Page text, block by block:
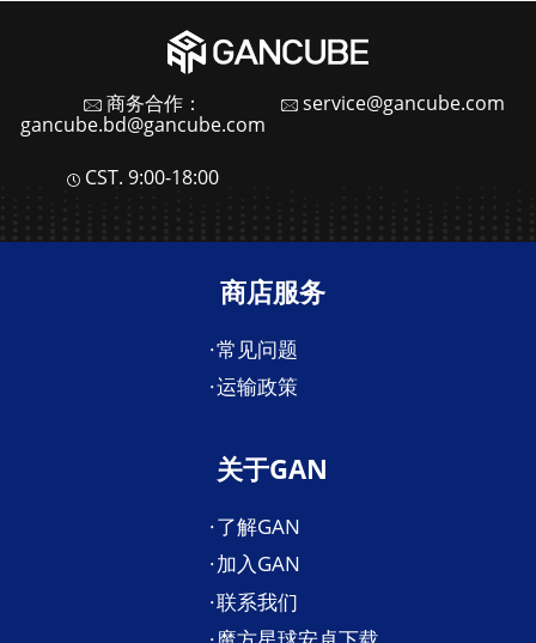
商务合作：
gancube.bd@gancube.com
service@gancube.com
CST. 9:00-18:00
商店服务
常见问题
运输政策
关于GAN
了解GAN
加入GAN
联系我们